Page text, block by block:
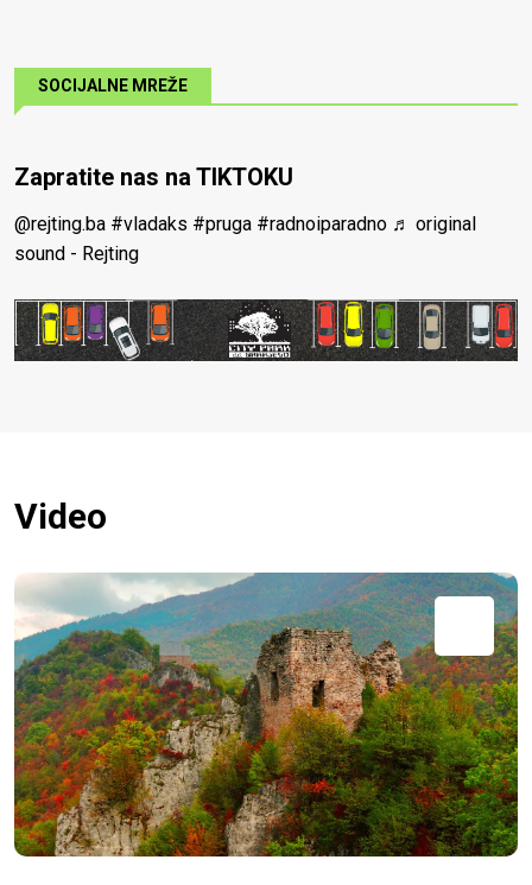
SOCIJALNE MREŽE
Zapratite nas na TIKTOKU
@rejting.ba #vladaks #pruga #radnoiparadno ♬ original
sound - Rejting
Video